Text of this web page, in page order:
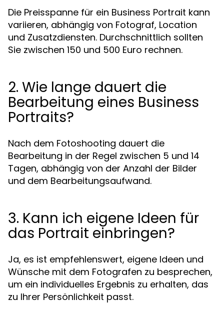
Die Preisspanne für ein Business Portrait kann
variieren, abhängig von Fotograf, Location
und Zusatzdiensten. Durchschnittlich sollten
Sie zwischen 150 und 500 Euro rechnen.
2. Wie lange dauert die
Bearbeitung eines Business
Portraits?
Nach dem Fotoshooting dauert die
Bearbeitung in der Regel zwischen 5 und 14
Tagen, abhängig von der Anzahl der Bilder
und dem Bearbeitungsaufwand.
3. Kann ich eigene Ideen für
das Portrait einbringen?
Ja, es ist empfehlenswert, eigene Ideen und
Wünsche mit dem Fotografen zu besprechen,
um ein individuelles Ergebnis zu erhalten, das
zu Ihrer Persönlichkeit passt.